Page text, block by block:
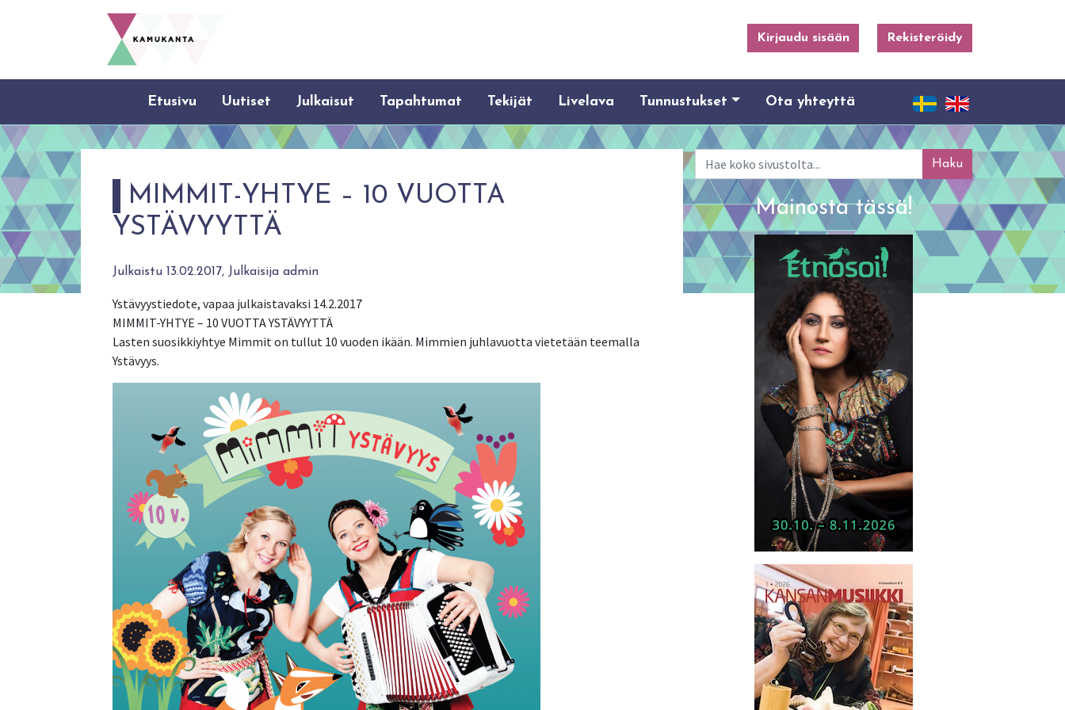
Kirjaudu sisään Rekisteröidy
Etusivu Uutiset Julkaisut Tapahtumat Tekijät Livelava Tunnustukset Ota yhteyttä
MIMMIT-YHTYE – 10 VUOTTA
YSTÄVYYTTÄ
Julkaistu 13.02.2017, Julkaisija admin
Ystävyystiedote, vapaa julkaistavaksi 14.2.2017
MIMMIT-YHTYE – 10 VUOTTA YSTÄVYYTTÄ
Lasten suosikkiyhtye Mimmit on tullut 10 vuoden ikään. Mimmien juhlavuotta vietetään teemalla
Ystävyys.
Haku
Mainosta tässä!